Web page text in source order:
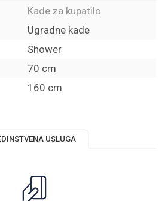
Kade za kupatilo
Ugradne kade
Shower
70 cm
160 cm
USLUGA